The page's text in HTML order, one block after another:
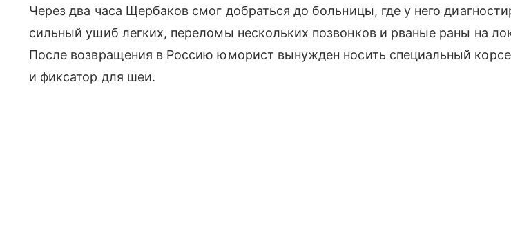
Через два часа Щербаков смог добраться до больницы, где у него
сильный ушиб легких, переломы нескольких позвонков и рваные раны на
После возвращения в Россию юморист вынужден носить специальный
и фиксатор для шеи.